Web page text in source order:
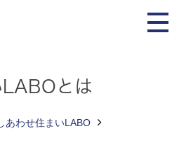
LABOとは
あわせ住まいLABO